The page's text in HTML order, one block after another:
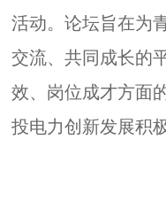
活动。论坛旨在为
交流、共同成长的
效、岗位成才方面
投电力创新发展积